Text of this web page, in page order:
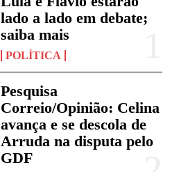
lado a lado em debate;
saiba mais
POLÍTICA
Pesquisa
Correio/Opinião: Celina
avança e se descola de
Arruda na disputa pelo
GDF